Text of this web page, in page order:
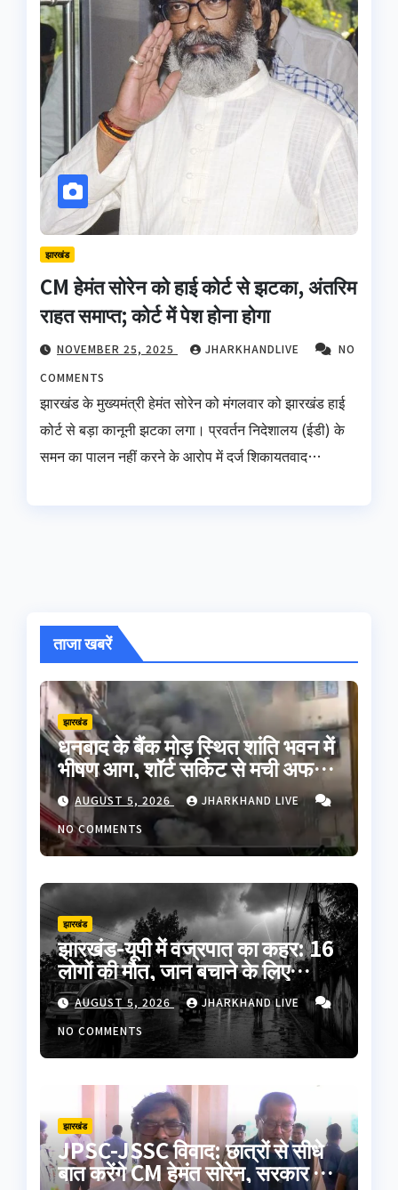
झारखंड
CM हेमंत सोरेन को हाई कोर्ट से झटका, अंतरिम
राहत समाप्त; कोर्ट में पेश होना होगा
NOVEMBER 25, 2025 JHARKHANDLIVE
NO
COMMENTS
झारखंड के मुख्यमंत्री हेमंत सोरेन को मंगलवार को झारखंड हाई
कोर्ट से बड़ा कानूनी झटका लगा। प्रवर्तन निदेशालय (ईडी) के
समन का पालन नहीं करने के आरोप में दर्ज शिकायतवाद…
ताजा खबरें
झारखंड
धनबाद के बैंक मोड़ स्थित शांति भवन में
भीषण आग, शॉर्ट सर्किट से मची अफरा-
तफरी; बड़ा हादसा टला
AUGUST 5, 2026
JHARKHAND LIVE
NO COMMENTS
झारखंड
झारखंड-यूपी में वज्रपात का कहर: 16
लोगों की मौत, जान बचाने के लिए
अपनाएं ये जरूरी सावधानियां
AUGUST 5, 2026
JHARKHAND LIVE
NO COMMENTS
झारखंड
JPSC-JSSC विवाद: छात्रों से सीधे
बात करेंगे CM हेमंत सोरेन, सरकार ने